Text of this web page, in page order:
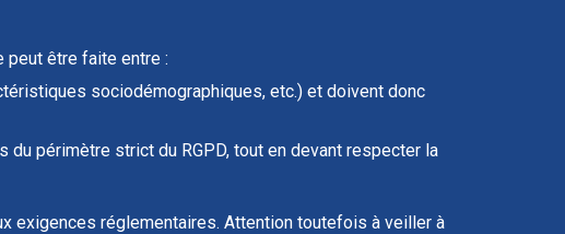
peut être faite entre :
sociodémographiques, etc.) et doivent donc
du périmètre strict du RGPD, tout en devant respecter la
exigences réglementaires. Attention toutefois à veiller à